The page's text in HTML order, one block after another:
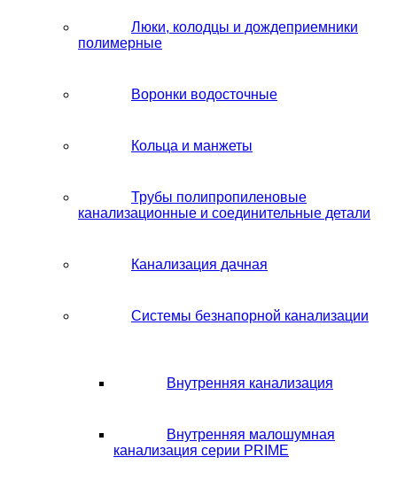
Люки, колодцы и дождеприемники
полимерные
Воронки водосточные
Кольца и манжеты
Трубы полипропиленовые
канализационные и соединительные детали
Канализация дачная
Системы безнапорной канализации
Внутренняя канализация
Внутренняя малошумная
канализация серии PRIME